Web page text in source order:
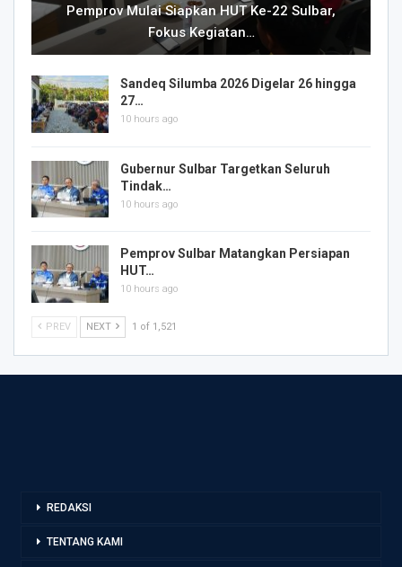
Pemprov Mulai Siapkan HUT Ke-22 Sulbar,
Fokus Kegiatan…
Sandeq Silumba 2026 Digelar 26 hingga
27…
10 hours ago
Gubernur Sulbar Targetkan Seluruh
Tindak…
10 hours ago
Pemprov Sulbar Matangkan Persiapan
HUT…
10 hours ago
PREV NEXT 1 of 1,521
REDAKSI
TENTANG KAMI